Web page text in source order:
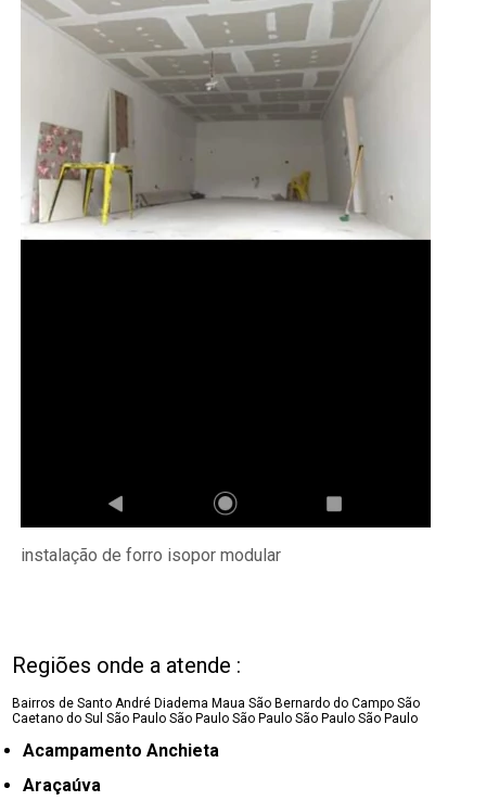
instalação de forro isopor modular
Regiões onde a atende :
Bairros de Santo André Diadema Maua São Bernardo do Campo São
Caetano do SulSão Paulo São Paulo São Paulo São Paulo São Paulo
Acampamento Anchieta
Araçaúva